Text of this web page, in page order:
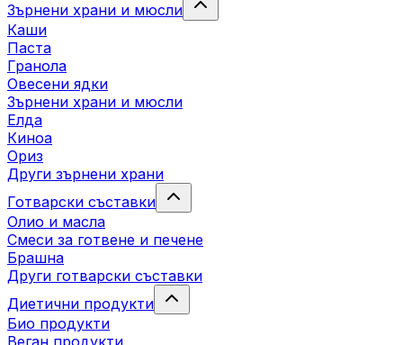
Зърнени храни и мюсли
Каши
Паста
Гранола
Овесени ядки
Зърнени храни и мюсли
Елда
Киноа
Ориз
Други зърнени храни
Готварски съставки
Олио и масла
Смеси за готвене и печене
Брашна
Други готварски съставки
Диетични продукти
Био продукти